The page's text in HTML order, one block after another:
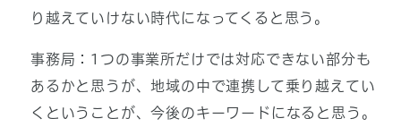
り越えていけない時代になってくると思う。
事務局：1つの事業所だけでは対応できない部分も
あるかと思うが、地域の中で連携して乗り越えてい
くということが、今後のキーワードになると思う。